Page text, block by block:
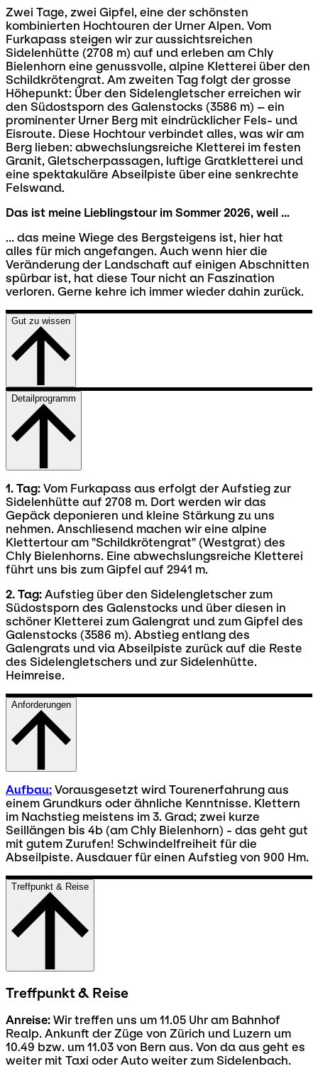
Zwei Tage, zwei Gipfel, eine der schönsten
kombinierten Hochtouren der Urner Alpen. Vom
Furkapass steigen wir zur aussichtsreichen
Sidelenhütte (2708 m) auf und erleben am Chly
Bielenhorn eine genussvolle, alpine Kletterei über den
Schildkrötengrat. Am zweiten Tag folgt der grosse
Höhepunkt: Über den Sidelengletscher erreichen wir
den Südostsporn des Galenstocks (3586 m) – ein
prominenter Urner Berg mit eindrücklicher Fels- und
Eisroute. Diese Hochtour verbindet alles, was wir am
Berg lieben: abwechslungsreiche Kletterei im festen
Granit, Gletscherpassagen, luftige Gratkletterei und
eine spektakuläre Abseilpiste über eine senkrechte
Felswand.
Das ist meine Lieblingstour im Sommer 2026, weil ...
... das meine Wiege des Bergsteigens ist, hier hat
alles für mich angefangen. Auch wenn hier die
Veränderung der Landschaft auf einigen Abschnitten
spürbar ist, hat diese Tour nicht an Faszination
verloren. Gerne kehre ich immer wieder dahin zurück.
Gut zu wissen
Detailprogramm
1. Tag: Vom Furkapass aus erfolgt der Aufstieg zur
Sidelenhütte auf 2708 m. Dort werden wir das
Gepäck deponieren und kleine Stärkung zu uns
nehmen. Anschliesend machen wir eine alpine
Klettertour am "Schildkrötengrat" (Westgrat) des
Chly Bielenhorns. Eine abwechslungsreiche Kletterei
führt uns bis zum Gipfel auf 2941 m.
2. Tag: Aufstieg über den Sidelengletscher zum
Südostsporn des Galenstocks und über diesen in
schöner Kletterei zum Galengrat und zum Gipfel des
Galenstocks (3586 m). Abstieg entlang des
Galengrats und via Abseilpiste zurück auf die Reste
des Sidelengletschers und zur Sidelenhütte.
Heimreise.
Anforderungen
Aufbau: Vorausgesetzt wird Tourenerfahrung aus
einem Grundkurs oder ähnliche Kenntnisse. Klettern
im Nachstieg meistens im 3. Grad; zwei kurze
Seillängen bis 4b (am Chly Bielenhorn) - das geht gut
mit gutem Zurufen! Schwindelfreiheit für die
Abseilpiste. Ausdauer für einen Aufstieg von 900 Hm.
Treffpunkt & Reise
Treffpunkt & Reise
Anreise: Wir treffen uns um 11.05 Uhr am Bahnhof
Realp. Ankunft der Züge von Zürich und Luzern um
10.49 bzw. um 11.03 von Bern aus. Von da aus geht es
weiter mit Taxi oder Auto weiter zum Sidelenbach.